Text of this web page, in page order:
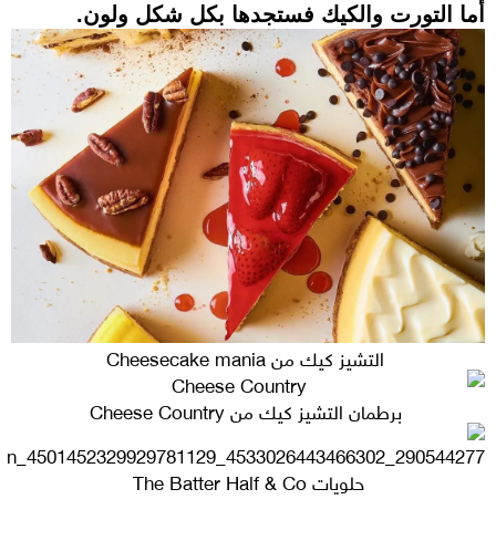
أما التورت والكيك فستجدها بكل شكل ولون.
التشيز كيك من Cheesecake mania
برطمان التشيز كيك من Cheese Country
حلويات The Batter Half & Co